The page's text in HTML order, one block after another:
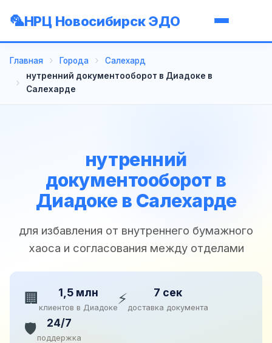
НРЦ Новосибирск ЭДО
Главная Города
Салехард
нутренний документооборот в Диадоке в
Салехарде
нутренний
документооборот в
Диадоке в Салехарде
для избавления от внутреннего бумажного
хаоса и согласования между отделами
🏢 1,5 млн
клиентов в Диадоке⚡ 7 сек
доставка документа
🛡️ 24/7
поддержка